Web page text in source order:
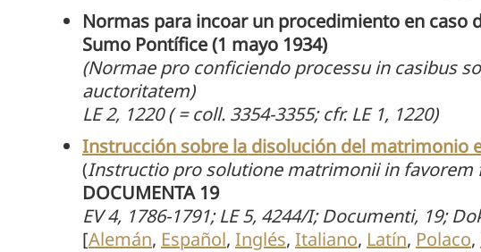
Normas para incoar un procedimiento en
Sumo Pontífice (1 mayo 1934)
(Normae pro conficiendo processu in casibus
auctoritatem)
LE 2, 1220 ( = coll. 3354-3355; cfr. LE 1, 1220)
Instrucción sobre la disolución del matrimonio
(Instructio pro solutione matrimonii in favorem
DOCUMENTA 19
EV 4, 1786-1791; LE 5, 4244/I; Documenti, 19;
[Alemán, Español, Inglés, Italiano, Latín, Polaco,